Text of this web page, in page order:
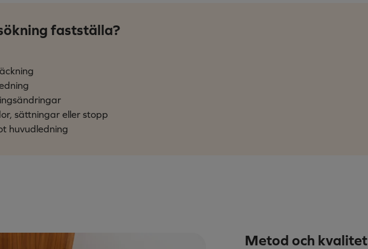
fastställa?
sättningar eller stopp
huvudledning
Metod och kvalitet